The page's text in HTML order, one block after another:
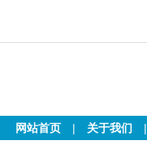
网站首页 | 关于我们